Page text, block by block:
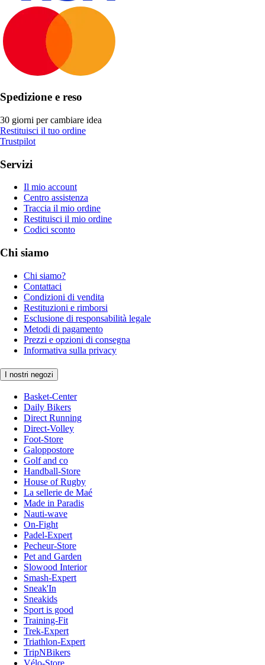
Spedizione e reso
30 giorni per cambiare idea
Restituisci il tuo ordine
Trustpilot
Servizi
Il mio account
Centro assistenza
Traccia il mio ordine
Restituisci il mio ordine
Codici sconto
Chi siamo
Chi siamo?
Contattaci
Condizioni di vendita
Restituzioni e rimborsi
Esclusione di responsabilità legale
Metodi di pagamento
Prezzi e opzioni di consegna
Informativa sulla privacy
I nostri negozi
Basket-Center
Daily Bikers
Direct Running
Direct-Volley
Foot-Store
Galoppostore
Golf and co
Handball-Store
House of Rugby
La sellerie de Maé
Made in Paradis
Nauti-wave
On-Fight
Padel-Expert
Pecheur-Store
Pet and Garden
Slowood Interior
Smash-Expert
Sneak'In
Sneakids
Sport is good
Training-Fit
Trek-Expert
Triathlon-Expert
TripNBikers